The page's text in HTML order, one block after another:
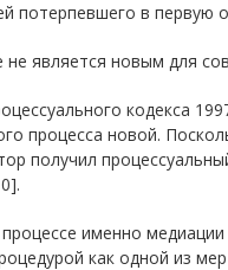
потерпевшего в первую
является новым для
кодекса
процесса новой.
получил
именно
как одной из